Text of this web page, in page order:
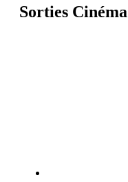
Sorties Cinéma